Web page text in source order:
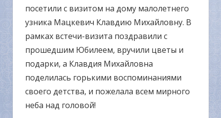
посетили с визитом на дому малолетнего
узника Мацкевич Клавдию Михайловну. В
рамках встечи-визита поздравили с
прошедшим Юбилеем, вручили цветы и
подарки, а Клавдия Михайловна
поделилась горькими воспоминаниями
своего детства, и пожелала всем мирного
неба над головой!